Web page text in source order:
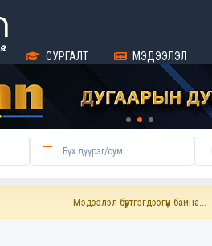
СУРГАЛТ МЭДЭЭЛЭЛ
Мэдээлэл бүртгэгдээгүй байна...